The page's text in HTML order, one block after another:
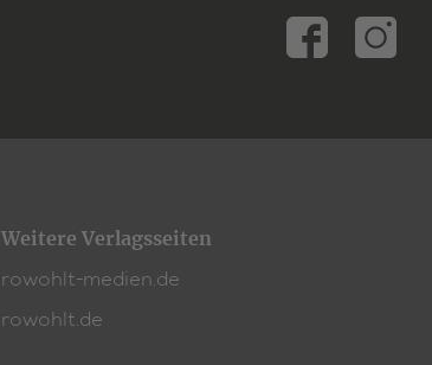
Weitere Verlagsseiten
rowohlt-medien.de
rowohlt.de